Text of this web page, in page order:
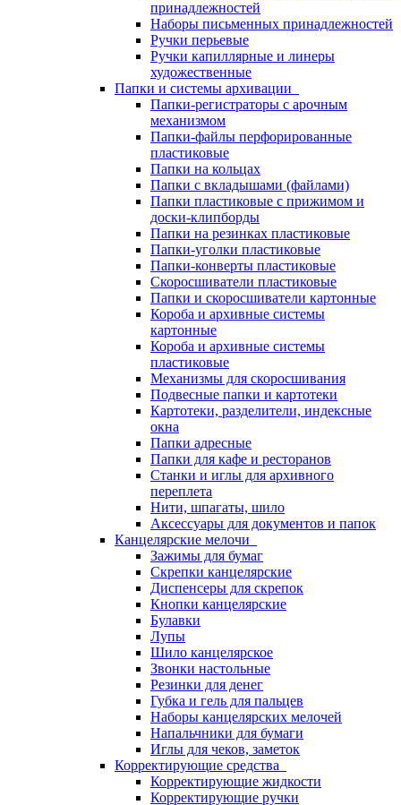
принадлежностей
Наборы письменных принадлежностей
Ручки перьевые
Ручки капиллярные и линеры
художественные
Папки и системы архивации
Папки-регистраторы с арочным
механизмом
Папки-файлы перфорированные
пластиковые
Папки на кольцах
Папки с вкладышами (файлами)
Папки пластиковые с прижимом и
доски-клипборды
Папки на резинках пластиковые
Папки-уголки пластиковые
Папки-конверты пластиковые
Скоросшиватели пластиковые
Папки и скоросшиватели картонные
Короба и архивные системы
картонные
Короба и архивные системы
пластиковые
Механизмы для скоросшивания
Подвесные папки и картотеки
Картотеки, разделители, индексные
окна
Папки адресные
Папки для кафе и ресторанов
Станки и иглы для архивного
переплета
Нити, шпагаты, шило
Аксессуары для документов и папок
Канцелярские мелочи
Зажимы для бумаг
Скрепки канцелярские
Диспенсеры для скрепок
Кнопки канцелярские
Булавки
Лупы
Шило канцелярское
Звонки настольные
Резинки для денег
Губка и гель для пальцев
Наборы канцелярских мелочей
Напальчники для бумаги
Иглы для чеков, заметок
Корректирующие средства
Корректирующие жидкости
Корректирующие ручки